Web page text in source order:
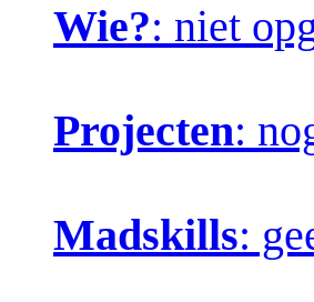
Wie?: niet
Projecten:
Madskills: